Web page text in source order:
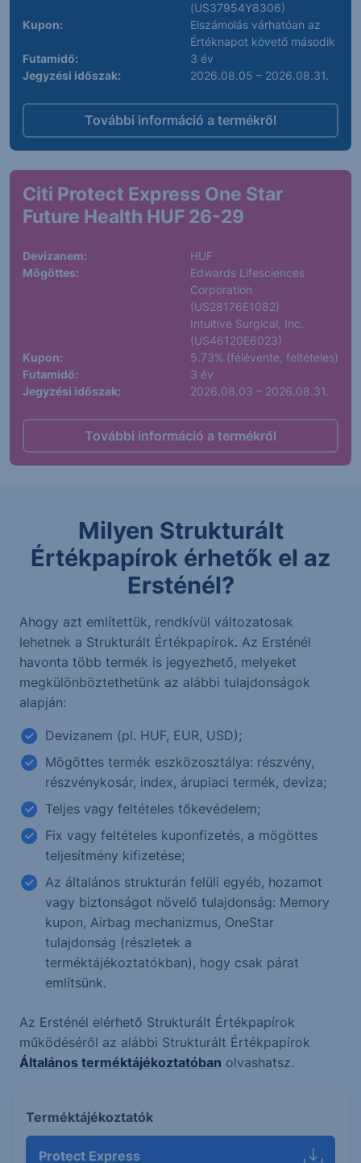
(US37954Y8306)
Kupon:
Elszámolás várhatóan az
Értéknapot követő második
Futamidő:
3 év
Jegyzési időszak:
2026.08.05 – 2026.08.31.
További információ a termékről
Citi Protect Express One Star
Future Health HUF 26-29
Devizanem:
HUF
Mögöttes:
Edwards Lifesciences
Corporation
(US28176E1082)
Intuitive Surgical, Inc.
(US46120E6023)
Kupon:
5.73% (félévente, feltételes)
Futamidő:
3 év
Jegyzési időszak:
2026.08.03 – 2026.08.31.
További információ a termékről
Milyen Strukturált
Értékpapírok érhetők el az
Ersténél?
Ahogy azt említettük, rendkívül változatosak
lehetnek a Strukturált Értékpapírok. Az Ersténél
havonta több termék is jegyezhető, melyeket
megkülönböztethetünk az alábbi tulajdonságok
alapján:
Devizanem (pl. HUF, EUR, USD);
Mögöttes termék eszközosztálya: részvény,
részvénykosár, index, árupiaci termék, deviza;
Teljes vagy feltételes tőkevédelem;
Fix vagy feltételes kuponfizetés, a mögöttes
teljesítmény kifizetése;
Az általános strukturán felüli egyéb, hozamot
vagy biztonságot növelő tulajdonság: Memory
kupon, Airbag mechanizmus, OneStar
tulajdonság (részletek a
terméktájékoztatókban), hogy csak párat
említsünk.
Az Ersténél elérhető Strukturált Értékpapírok
működéséről az alábbi Strukturált Értékpapírok
Általános terméktájékoztatóban olvashatsz.
Terméktájékoztatók
Protect Express